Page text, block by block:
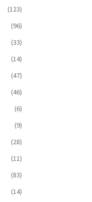
(123)
(96)
(33)
(14)
(47)
(46)
(6)
(9)
(28)
(11)
(83)
(14)